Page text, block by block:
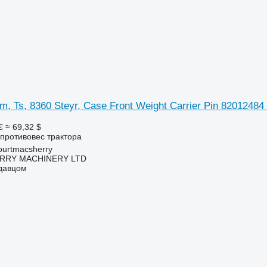
Ts, 8360 Steyr, Case Front Weight Carrier Pin 82012484
≈ 69,32 $
трактора
MACHINERY LTD